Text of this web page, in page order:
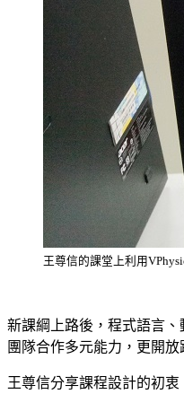
王尊信的課堂上利用
新課綱上路後，程式語言
團隊合作多元能力，更開
王尊信分享課程設計的初